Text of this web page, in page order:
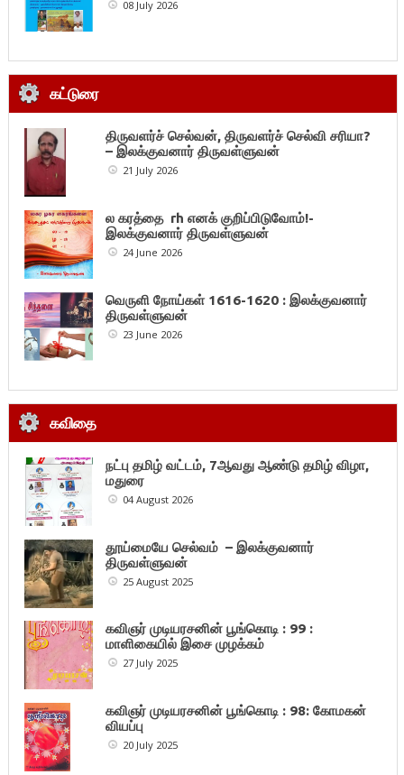
08 July 2026
கட்டுரை
திருவளர்ச் செல்வன், திருவளர்ச் செல்வி சரியா?
– இலக்குவனார் திருவள்ளுவன்
21 July 2026
ல கரத்தை rh எனக் குறிப்பிடுவோம்!-
இலக்குவனார் திருவள்ளுவன்
24 June 2026
வெருளி நோய்கள் 1616-1620 : இலக்குவனார்
திருவள்ளுவன்
23 June 2026
கவிதை
நட்பு தமிழ் வட்டம், 7ஆவது ஆண்டு தமிழ் விழா,
மதுரை
04 August 2026
தூய்மையே செல்வம் – இலக்குவனார்
திருவள்ளுவன்
25 August 2025
கவிஞர் முடியரசனின் பூங்கொடி : 99 :
மாளிகையில் இசை முழக்கம்
27 July 2025
கவிஞர் முடியரசனின் பூங்கொடி : 98: கோமகன்
வியப்பு
20 July 2025